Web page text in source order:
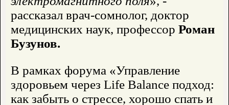
рассказал врач-сомнолог, доктор
медицинских наук, профессор Роман
Бузунов.
В рамках форума «Управление
здоровьем через Life Balance подход:
как забыть о стрессе, хорошо спать и